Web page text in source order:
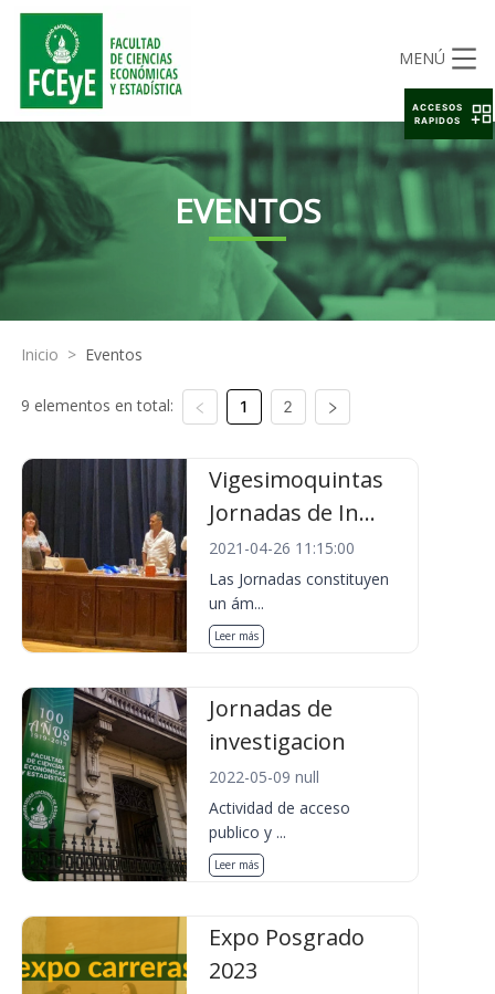
MENÚ
EVENTOS
Inicio > Eventos
9 elementos en total: 1 2
Vigesimoquintas
Jornadas de In...
2021-04-26 11:15:00
Las Jornadas constituyen
un ám...
Leer más
Jornadas de
investigacion
2022-05-09 null
Actividad de acceso
publico y ...
Leer más
Expo Posgrado
2023
ACCESOS
RAPIDOS